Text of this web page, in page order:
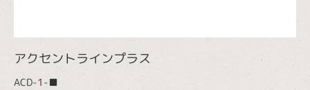
アクセントラインプラス
ACD-1-■